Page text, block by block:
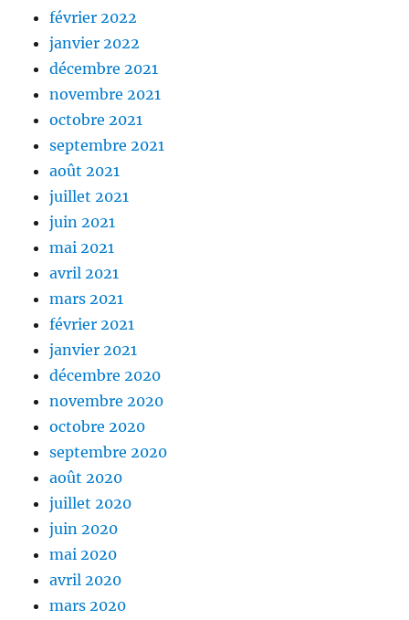
février 2022
janvier 2022
décembre 2021
novembre 2021
octobre 2021
septembre 2021
août 2021
juillet 2021
juin 2021
mai 2021
avril 2021
mars 2021
février 2021
janvier 2021
décembre 2020
novembre 2020
octobre 2020
septembre 2020
août 2020
juillet 2020
juin 2020
mai 2020
avril 2020
mars 2020